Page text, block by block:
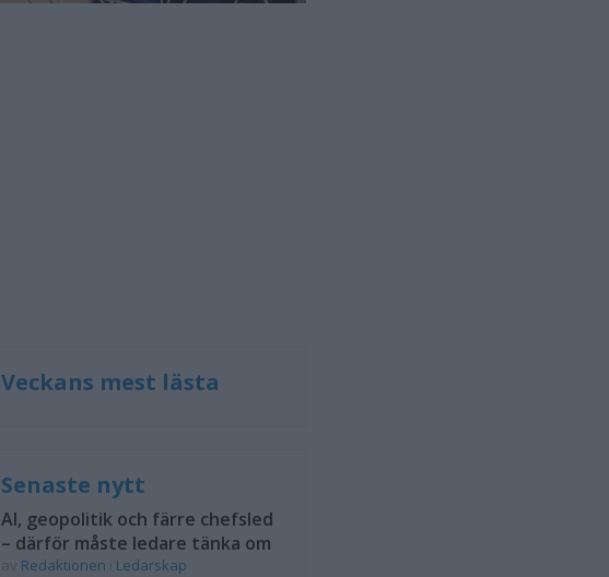
Veckans mest lästa
Senaste nytt
AI, geopolitik och färre chefsled
– därför måste ledare tänka om
Redaktionen Ledarskap